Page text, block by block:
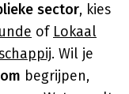
sector, kies
of Lokaal
. Wil je
begrijpen,